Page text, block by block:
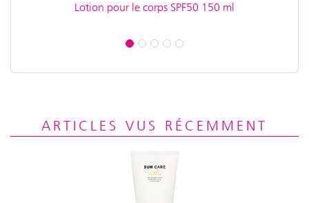
Lotion pour le corps SPF50 150 ml
ARTICLES VUS RÉCEMMENT